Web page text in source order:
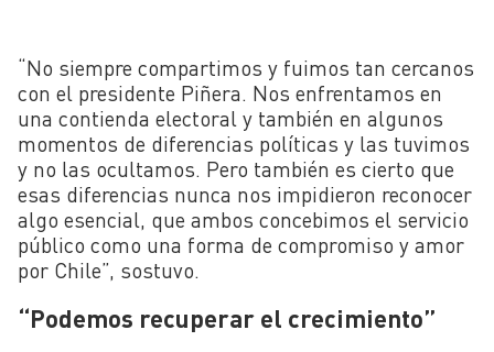
“No siempre compartimos y fuimos tan cercanos
con el presidente Piñera. Nos enfrentamos en
una contienda electoral y también en algunos
momentos de diferencias políticas y las tuvimos
y no las ocultamos. Pero también es cierto que
esas diferencias nunca nos impidieron reconocer
algo esencial, que ambos concebimos el servicio
público como una forma de compromiso y amor
por Chile”, sostuvo.
“Podemos recuperar el crecimiento”